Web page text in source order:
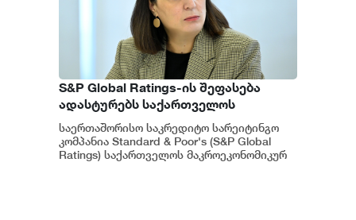
S&P Global Ratings-ის შეფასება
ადასტურებს საქართველოს
ეკონომიკის მდგრადობასა და
ეროვნული ბანკის პოლიტიკის
ეფექტიანობას - ეკატერინე მიქაბაძე
საერთაშორისო საკრედიტო სარეიტინგო
კომპანია Standard & Poor's (S&P Global
Ratings) საქართველოს მაკროეკონომიკურ